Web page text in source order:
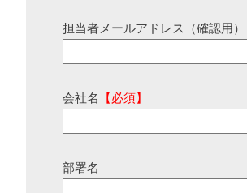
担当者メールアドレス（確認用）
会社名 【必須】
部署名